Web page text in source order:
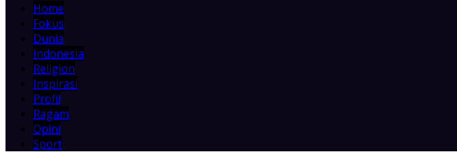
Home
Fokus
Dunia
Indonesia
Religion
Inspirasi
Profil
Ragam
Opini
Sport